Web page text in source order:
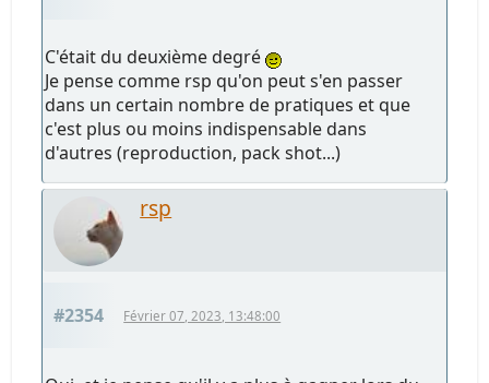
C'était du deuxième degré
Je pense comme rsp qu'on peut s'en passer
dans un certain nombre de pratiques et que
c'est plus ou moins indispensable dans
d'autres (reproduction, pack shot...)
rsp
#2354 Février 07, 2023, 13:48:00